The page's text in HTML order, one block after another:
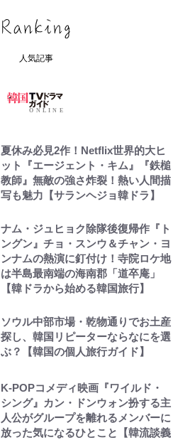
人気記事
夏休み必見2作！Netflix世界的大ヒ
ット『エージェント・キム』『鉄槌
教師』無敵の強さ炸裂！熱い人間描
写も魅力【サランヘジョ韓ドラ】
ナム・ジュヒョク除隊後復帰作『ト
ングン』チョ・スンウ＆チャン・ヨ
ンナムの熱演に釘付け！寺院ロケ地
は半島最南端の海南郡「道卒庵」
【韓ドラから始める韓国旅行】
ソウル中部市場・乾物通りでお土産
探し、韓国リピーターならなにを選
ぶ？【韓国の個人旅行ガイド】
K-POPコメディ映画『ワイルド・
シング』カン・ドンウォン扮する主
人公がグループを離れるメンバーに
放った気になるひとこと【韓流談義